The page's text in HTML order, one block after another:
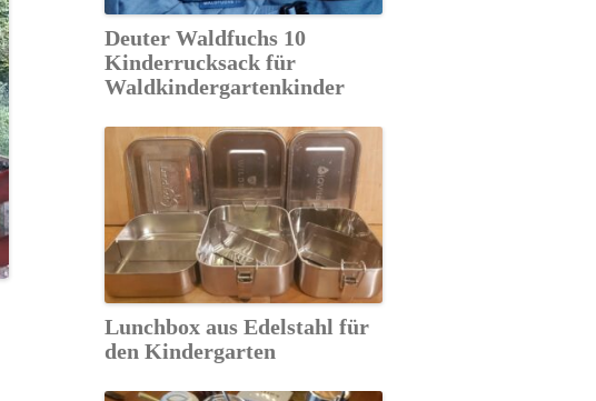
Deuter Waldfuchs 10
Kinderrucksack für
Waldkindergartenkinder
Lunchbox aus Edelstahl für
den Kindergarten